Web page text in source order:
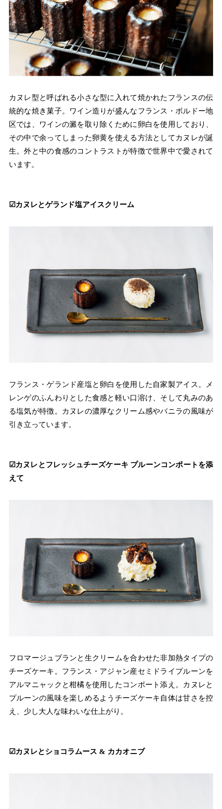
カヌレ型と呼ばれる小さな型に入れて焼かれたフランスの伝
統的な焼き菓子。ワイン造りが盛んなフランス・ボルドー地
区では、ワインの澱を取り除くために卵白を使用しており、
その中で余ってしまった卵黄を使える方法としてカヌレが誕
生。外と中の食感のコントラストが特徴で世界中で愛されて
います。
☑︎カヌレとゲランド塩アイスクリーム
フランス・ゲランド産塩と卵白を使用した自家製アイス。メ
レンゲのふんわりとした食感と軽い口溶け、そして丸みのあ
る塩気が特徴。カヌレの濃厚なクリーム感やバニラの風味が
引き立っています。
☑︎カヌレとフレッシュチーズケーキ プルーンコンポートを添
えて
フロマージュブランと生クリームを合わせた非加熱タイプの
チーズケーキ。フランス・アジャン産セミドライプルーンを
アルマニャックと柑橘を使用したコンポート添え。カヌレと
プルーンの風味を楽しめるようチーズケーキ自体は甘さを控
え、少し大人な味わいな仕上がり。
☑︎カヌレとショコラムース & カカオニブ